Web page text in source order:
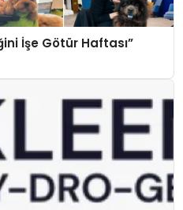
İşe Götür Haftası”